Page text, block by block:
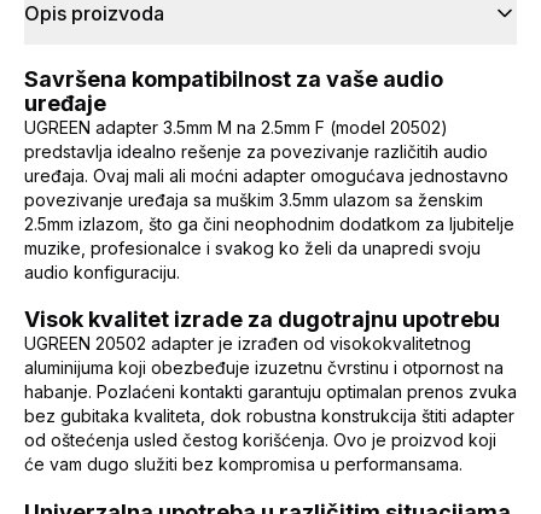
Opis proizvoda
Savršena kompatibilnost za vaše audio
uređaje
UGREEN adapter 3.5mm M na 2.5mm F (model 20502)
predstavlja idealno rešenje za povezivanje različitih audio
uređaja. Ovaj mali ali moćni adapter omogućava jednostavno
povezivanje uređaja sa muškim 3.5mm ulazom sa ženskim
2.5mm izlazom, što ga čini neophodnim dodatkom za ljubitelje
muzike, profesionalce i svakog ko želi da unapredi svoju
audio konfiguraciju.
Visok kvalitet izrade za dugotrajnu upotrebu
UGREEN 20502 adapter je izrađen od visokokvalitetnog
aluminijuma koji obezbeđuje izuzetnu čvrstinu i otpornost na
habanje. Pozlaćeni kontakti garantuju optimalan prenos zvuka
bez gubitaka kvaliteta, dok robustna konstrukcija štiti adapter
od oštećenja usled čestog korišćenja. Ovo je proizvod koji
će vam dugo služiti bez kompromisa u performansama.